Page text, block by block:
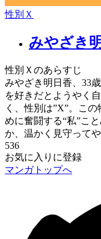
性別Ｘ
みやざき
性別Ｘのあらすじ
みやざき明日香、33
を好きだとようやく
く、性別は”X”。こ
めに奮闘する“私”こ
か、温かく見守って
536
お気に入りに登録
マンガトップへ